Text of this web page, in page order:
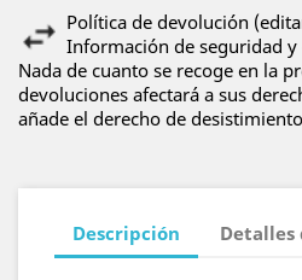
Política de devolución
Información de seguridad
Nada de cuanto se recoge en la
devoluciones afectará a sus
añade el derecho de
Descripción